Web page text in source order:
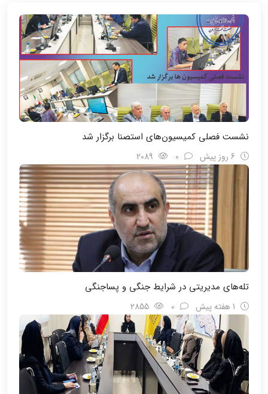
نشست فصلی کمیسیون‌های استصنا برگزار شد
تله‌های مدیریتی در شرایط جنگی و پسا‌جنگی